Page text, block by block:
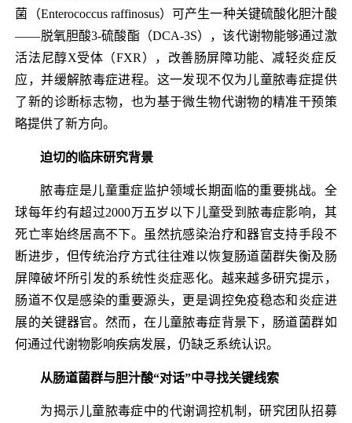
菌（Enterococcus raffinosus）可产生一种关键硫酸化胆汁酸
——脱氧胆酸3-硫酸酯（DCA-3S），该代谢物能够通过激
活法尼醇X受体（FXR），改善肠屏障功能、减轻炎症反
应，并缓解脓毒症进程。这一发现不仅为儿童脓毒症提供
了新的诊断标志物，也为基于微生物代谢物的精准干预策
略提供了新方向。
迫切的临床研究背景
脓毒症是儿童重症监护领域长期面临的重要挑战。全
球每年约有超过2000万五岁以下儿童受到脓毒症影响，其
死亡率始终居高不下。虽然抗感染治疗和器官支持手段不
断进步，但传统治疗方式往往难以恢复肠道菌群失衡及肠
屏障破坏所引发的系统性炎症恶化。越来越多研究提示，
肠道不仅是感染的重要源头，更是调控免疫稳态和炎症进
展的关键器官。然而，在儿童脓毒症背景下，肠道菌群如
何通过代谢物影响疾病发展，仍缺乏系统认识。
从肠道菌群与胆汁酸“对话”中寻找关键线索
为揭示儿童脓毒症中的代谢调控机制，研究团队招募